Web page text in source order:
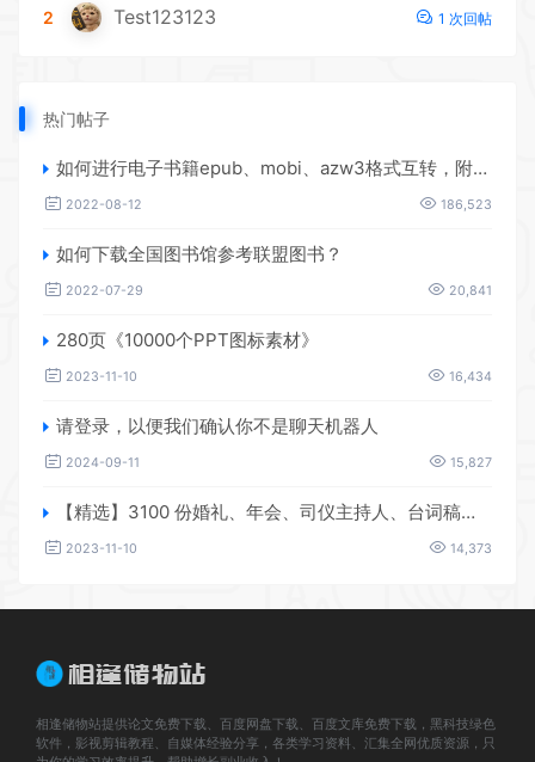
2 Test123123 1 次回帖
热门帖子
如何进行电子书籍epub、mobi、azw3格式互转，附海量电子书籍资源
2022-08-12 186,523
如何下载全国图书馆参考联盟图书？
2022-07-29 20,841
280页《10000个PPT图标素材》
2023-11-10 16,434
请登录，以便我们确认你不是聊天机器人
2024-09-11 15,827
【精选】3100 份婚礼、年会、司仪主持人、台词稿、节日生日、晚会、开场、开场白素材
2023-11-10 14,373
相逢储物站提供论文免费下载、百度网盘下载、百度文库免费下载，黑科技绿色
软件，影视剪辑教程、自媒体经验分享，各类学习资料、汇集全网优质资源，只